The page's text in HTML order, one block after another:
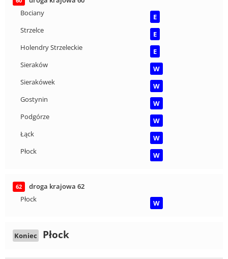
Bociany
E
Strzelce
E
Holendry Strzeleckie
E
Sieraków
W
Sierakówek
W
Gostynin
W
Podgórze
W
Łąck
W
Płock
W
62
droga krajowa 62
Płock
W
Koniec Płock